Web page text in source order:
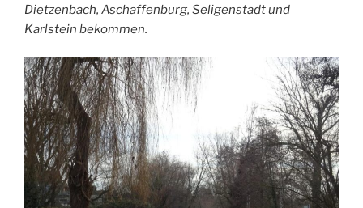
Dietzenbach, Aschaffenburg, Seligenstadt und
Karlstein bekommen.